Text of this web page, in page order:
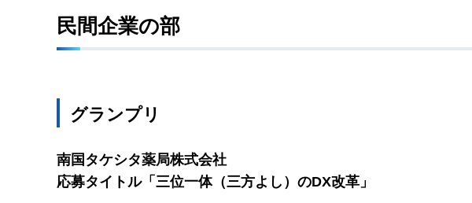
民間企業の部
グランプリ
南国タケシタ薬局株式会社
応募タイトル「三位一体（三方よし）のDX改革」